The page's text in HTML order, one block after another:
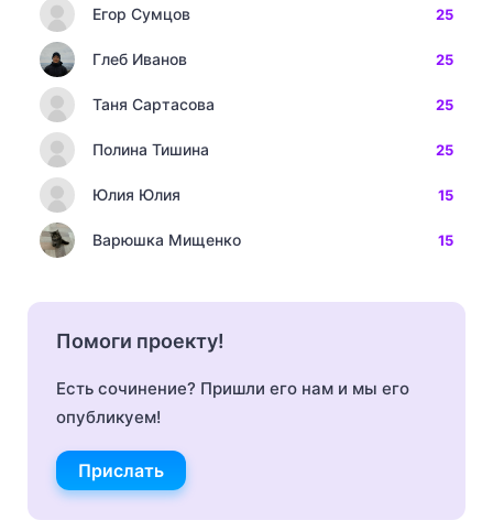
Егор Сумцов 25
Глеб Иванов 25
Таня Сартасова 25
Полина Тишина 25
Юлия Юлия 15
Варюшка Мищенко 15
Помоги проекту!
Есть сочинение? Пришли его нам и мы его
опубликуем!
Прислать